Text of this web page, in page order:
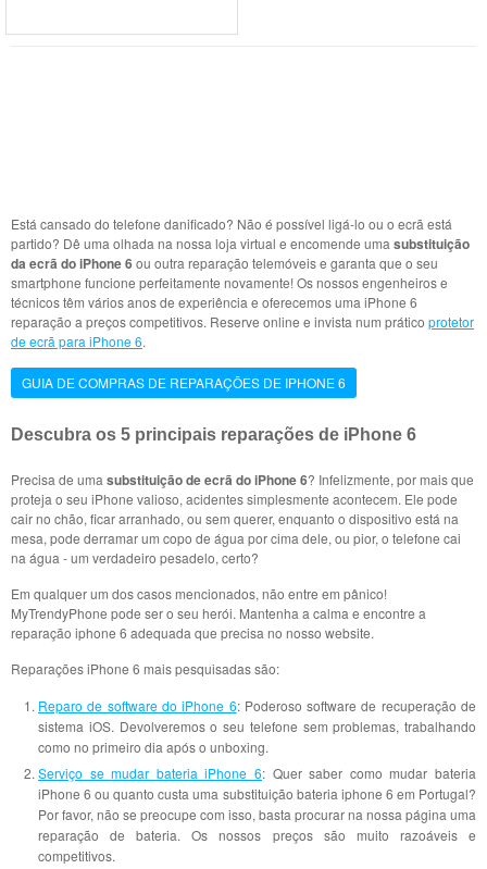
Está cansado do telefone danificado? Não é possível ligá-lo ou o ecrã está
partido? Dê uma olhada na nossa loja virtual e encomende uma substituição
da ecrã do iPhone 6ou outra reparação telemóveis e garanta que o seu
smartphone funcione perfeitamente novamente! Os nossos engenheiros e
técnicos têm vários anos de experiência e oferecemos uma iPhone 6
reparação a preços competitivos. Reserve online e invista num prático protetor
de ecrã para iPhone 6.
GUIA DE COMPRAS DE REPARAÇÕES DE IPHONE 6
Descubra os 5 principais reparações de iPhone 6
Precisa de uma substituição de ecrã do iPhone 6? Infelizmente, por mais que
proteja o seu iPhone valioso, acidentes simplesmente acontecem. Ele pode
cair no chão, ficar arranhado, ou sem querer, enquanto o dispositivo está na
mesa, pode derramar um copo de água por cima dele, ou pior, o telefone cai
na água - um verdadeiro pesadelo, certo?
Em qualquer um dos casos mencionados, não entre em pânico!
MyTrendyPhone pode ser o seu herói. Mantenha a calma e encontre a
reparação iphone 6 adequada que precisa no nosso website.
Reparações iPhone 6 mais pesquisadas são:
Reparo de software do iPhone 6: Poderoso software de recuperação de
sistema iOS. Devolveremos o seu telefone sem problemas, trabalhando
como no primeiro dia após o unboxing.
Serviço se mudar bateria iPhone 6: Quer saber como mudar bateria
iPhone 6 ou quanto custa uma substituição bateria iphone 6 em Portugal?
Por favor, não se preocupe com isso, basta procurar na nossa página uma
reparação de bateria. Os nossos preços são muito razoáveis ​​e
competitivos.